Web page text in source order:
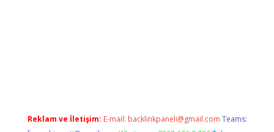
Reklam ve İletişim: E-mail: backlinkpaneli@gmail.com Teams: